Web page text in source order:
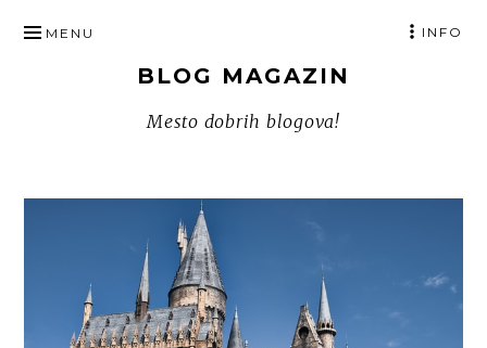
TO
BLOG MAGAZIN
Mesto dobrih blogova!
MENU INFO